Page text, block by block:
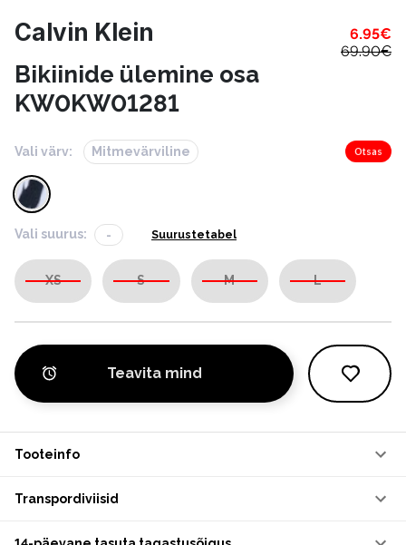
Calvin Klein 6.95€
69.90€
Bikiinide ülemine osa
KW0KW01281
Vali värv: Mitmevärviline Otsas
Vali suurus: - Suurustetabel
XS S M L
Teavita mind
Tooteinfo
Transpordiviisid